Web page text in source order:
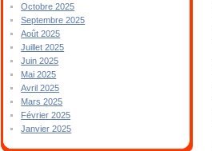
Octobre 2025
Septembre 2025
Août 2025
Juillet 2025
Juin 2025
Mai 2025
Avril 2025
Mars 2025
Février 2025
Janvier 2025